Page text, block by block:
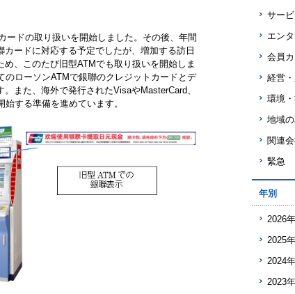
ードの取り扱いを開始しました。その後、年間
ードに対応する予定でしたが、増加する訪日
、このたび旧型ATMでも取り扱いを開始しま
ローソンATMで銀聯のクレジットカードとデ
また、海外で発行されたVisaやMasterCard、
する準備を進めています。
サー
エン
会員
経営
環境
地域
関連
緊急
年別
2026年
2025年
2024年
2023年